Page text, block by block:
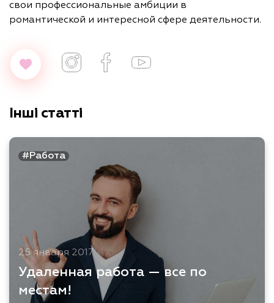
свои профессиональные амбиции в
романтической и интересной сфере деятельности.
Інші статті
#Работа
25 января 2017
Удаленная работа — все по
местам!